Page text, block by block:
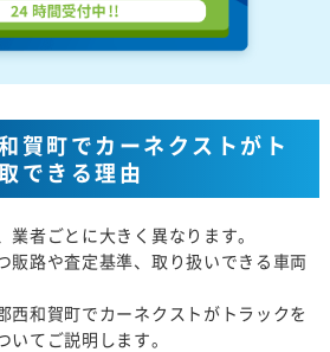
賀町でカーネクストがト
できる理由
業者ごとに大きく異なります。
販路や査定基準、取り扱いできる車両
西和賀町でカーネクストがトラックを
てご説明します。